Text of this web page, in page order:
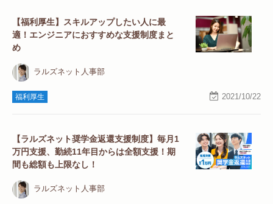
【福利厚生】スキルアップしたい人に最
適！エンジニアにおすすめな支援制度まと
め
ラルズネット人事部
福利厚生 2021/10/22
【ラルズネット奨学金返還支援制度】毎月1
万円支援、勤続11年目からは全額支援！期
間も総額も上限なし！
ラルズネット人事部